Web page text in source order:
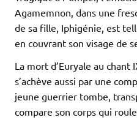
Agamemnon, dans une
de sa fille, Iphigénie, est
en couvrant son visage de
La mort d’Euryale au chant
s’achève aussi par une
jeune guerrier tombe,
compare son corps qui